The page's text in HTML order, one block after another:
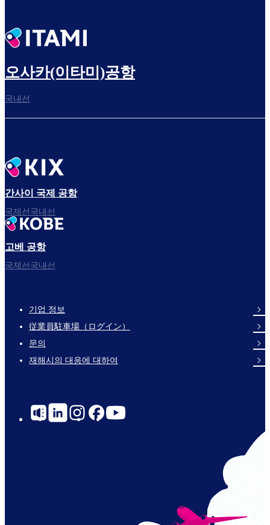
오사카(이타미)공항
국내선
간사이 국제 공항
국제선국내선
고베 공항
국제선국내선
Footer
Links
기업 정보
従業員駐車場（ログイン）
문의
재해시의 대응에 대하여
Social